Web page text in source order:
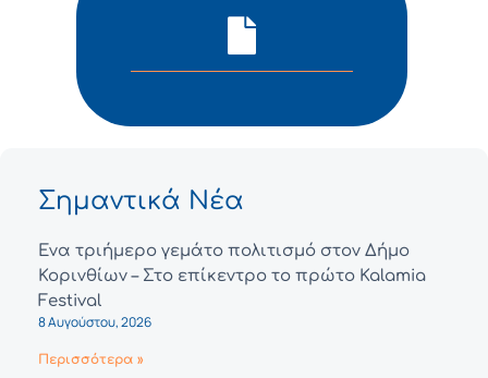
Σημαντικά Νέα
Ένα τριήμερο γεμάτο πολιτισμό στον Δήμο
Κορινθίων – Στο επίκεντρο το πρώτο Kalamia
Festival
8 Αυγούστου, 2026
Περισσότερα »